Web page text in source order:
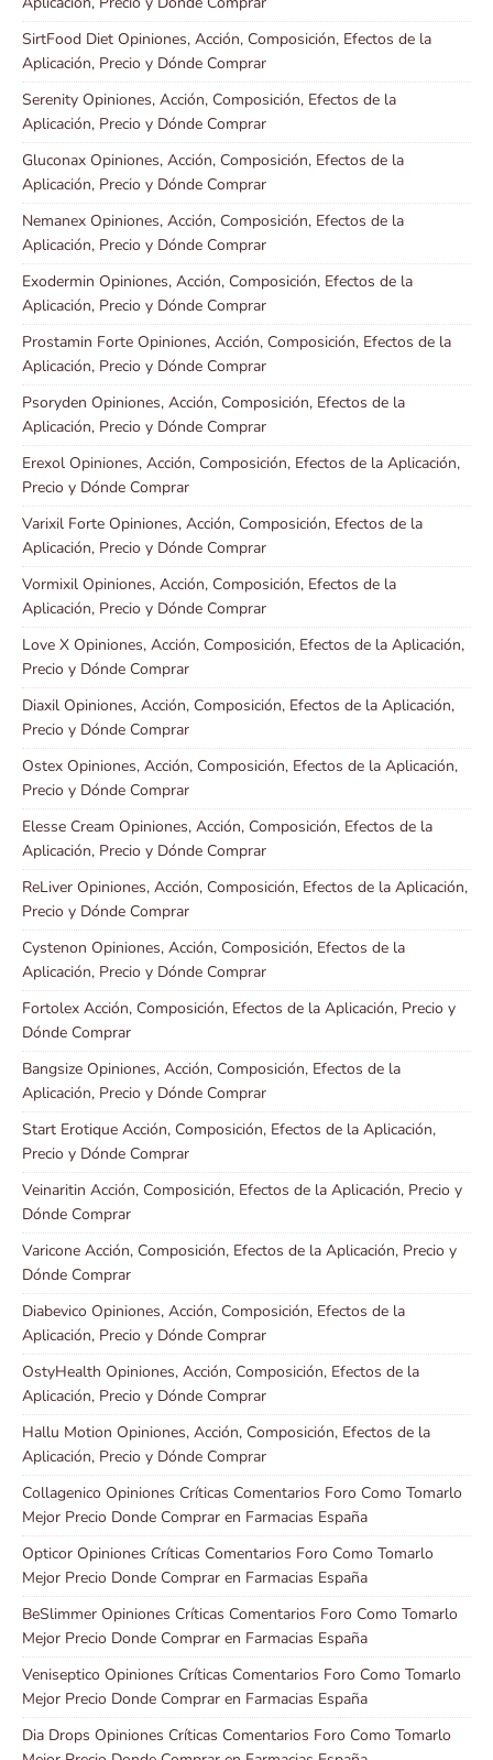
SirtFood Diet Opiniones, Acción, Composición, Efectos de la
Aplicación, Precio y Dónde Comprar
Serenity Opiniones, Acción, Composición, Efectos de la
Aplicación, Precio y Dónde Comprar
Gluconax Opiniones, Acción, Composición, Efectos de la
Aplicación, Precio y Dónde Comprar
Nemanex Opiniones, Acción, Composición, Efectos de la
Aplicación, Precio y Dónde Comprar
Exodermin Opiniones, Acción, Composición, Efectos de la
Aplicación, Precio y Dónde Comprar
Prostamin Forte Opiniones, Acción, Composición, Efectos de la
Aplicación, Precio y Dónde Comprar
Psoryden Opiniones, Acción, Composición, Efectos de la
Aplicación, Precio y Dónde Comprar
Erexol Opiniones, Acción, Composición, Efectos de la Aplicación,
Precio y Dónde Comprar
Varixil Forte Opiniones, Acción, Composición, Efectos de la
Aplicación, Precio y Dónde Comprar
Vormixil Opiniones, Acción, Composición, Efectos de la
Aplicación, Precio y Dónde Comprar
Love X Opiniones, Acción, Composición, Efectos de la Aplicación,
Precio y Dónde Comprar
Diaxil Opiniones, Acción, Composición, Efectos de la Aplicación,
Precio y Dónde Comprar
Ostex Opiniones, Acción, Composición, Efectos de la Aplicación,
Precio y Dónde Comprar
Elesse Cream Opiniones, Acción, Composición, Efectos de la
Aplicación, Precio y Dónde Comprar
ReLiver Opiniones, Acción, Composición, Efectos de la Aplicación,
Precio y Dónde Comprar
Cystenon Opiniones, Acción, Composición, Efectos de la
Aplicación, Precio y Dónde Comprar
Fortolex Acción, Composición, Efectos de la Aplicación, Precio y
Dónde Comprar
Bangsize Opiniones, Acción, Composición, Efectos de la
Aplicación, Precio y Dónde Comprar
Start Erotique Acción, Composición, Efectos de la Aplicación,
Precio y Dónde Comprar
Veinaritin Acción, Composición, Efectos de la Aplicación, Precio y
Dónde Comprar
Varicone Acción, Composición, Efectos de la Aplicación, Precio y
Dónde Comprar
Diabevico Opiniones, Acción, Composición, Efectos de la
Aplicación, Precio y Dónde Comprar
OstyHealth Opiniones, Acción, Composición, Efectos de la
Aplicación, Precio y Dónde Comprar
Hallu Motion Opiniones, Acción, Composición, Efectos de la
Aplicación, Precio y Dónde Comprar
Collagenico Opiniones Críticas Comentarios Foro Como Tomarlo
Mejor Precio Donde Comprar en Farmacias España
Opticor Opiniones Críticas Comentarios Foro Como Tomarlo
Mejor Precio Donde Comprar en Farmacias España
BeSlimmer Opiniones Críticas Comentarios Foro Como Tomarlo
Mejor Precio Donde Comprar en Farmacias España
Veniseptico Opiniones Críticas Comentarios Foro Como Tomarlo
Mejor Precio Donde Comprar en Farmacias España
Dia Drops Opiniones Críticas Comentarios Foro Como Tomarlo